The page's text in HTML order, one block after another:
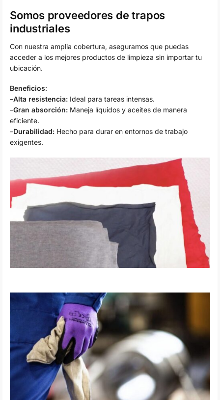
Somos proveedores de trapos
industriales
Con nuestra amplia cobertura, aseguramos que puedas
acceder a los mejores productos de limpieza sin importar tu
ubicación.
Beneficios:
–Alta resistencia: Ideal para tareas intensas.
–Gran absorción: Maneja líquidos y aceites de manera
eficiente.
–Durabilidad: Hecho para durar en entornos de trabajo
exigentes.